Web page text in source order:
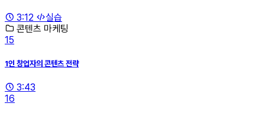
3:12
실습
콘텐츠 마케팅
15
1인 창업자의 콘텐츠 전략
3:43
16